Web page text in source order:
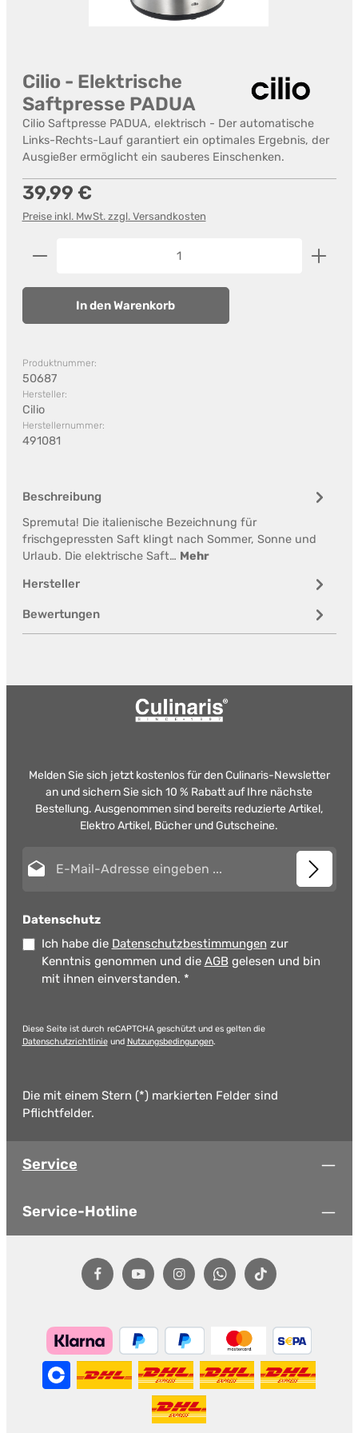
Cilio - Elektrische
Saftpresse PADUA
Cilio Saftpresse PADUA, elektrisch - Der automatische
Links-Rechts-Lauf garantiert ein optimales Ergebnis, der
Ausgießer ermöglicht ein sauberes Einschenken.
Regulärer Preis:
39,99 €
Preise inkl. MwSt. zzgl. Versandkosten
Produkt Anzahl: Gib den gewünschten Wert ein
In den Warenkorb
Produktnummer:
50687
Hersteller:
Cilio
Herstellernummer:
491081
Beschreibung
Spremuta! Die italienische Bezeichnung für
frischgepressten Saft klingt nach Sommer, Sonne und
Urlaub. Die elektrische Saft… Mehr
Hersteller
Bewertungen
Melden Sie sich jetzt kostenlos für den Culinaris-Newsletter
an und sichern Sie sich 10 % Rabatt auf Ihre nächste
Bestellung. Ausgenommen sind bereits reduzierte Artikel,
Elektro Artikel, Bücher und Gutscheine.
Datenschutz
Ich habe die Datenschutzbestimmungen zur
Kenntnis genommen und die AGB gelesen und bin
mit ihnen einverstanden. *
Diese Seite ist durch reCAPTCHA geschützt und es gelten die
Datenschutzrichtlinieund Nutzungsbedingungen.
Die mit einem Stern (*) markierten Felder sind
Pflichtfelder.
Service
Service-Hotline